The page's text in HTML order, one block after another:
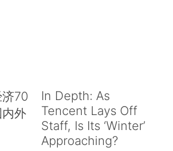
70
外
In Depth: As
Tencent Lays Off
Staff, Is Its ‘Winter’
Approaching?